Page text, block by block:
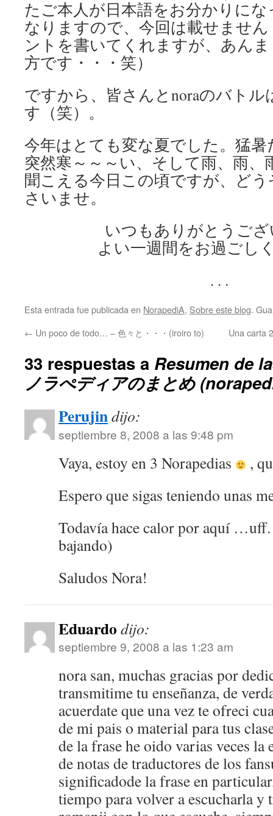
たご本人が日本語をお分かりに
なりますので、今回は載せませ
ントを書いてくれますが、あん
方です・・・笑）
ですから、皆さんとnoraのバト
す（笑）。
今年はとても変な夏でした。猛
突然寒～～～い、そして雨、雨、
聞こえる今日この頃ですが、ど
さいませ。
いつもありがとうご
よい一週間をお過ごし
. . .
Esta entrada fue publicada en NorapediA, Sobre este blog.
← Un poco de todo… – 色々と・・・(iroiro to) Una carta
33 respuestas a Resumen de
ノラぺディアのまとめ
Perujindijo:
septiembre 8, 2008 a las 9:48 pm
Vaya, estoy en 3 Norapedias
,
Espero que sigas teniendo unas
Todavía hace calor por aquí
bajando)
Saludos Nora!
Eduardo dijo:
septiembre 9, 2008 a las 1:23 am
nora san, muchas gracias por
transmitime tu enseñanza, de
acuerdate que una vez te ofreci
de mi pais o material para tus
de la frase he oido varias veces la
de notas de traductores de los
significadode la frase en
tiempo para volver a escucharla y